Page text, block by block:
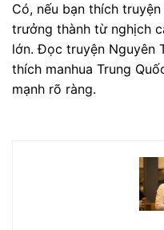
Có, nếu bạn thích
trưởng thành từ nghịch
lớn. Đọc truyện Nguyên
thích manhua Trung
mạnh rõ ràng.